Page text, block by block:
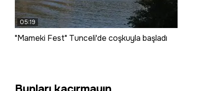
05:19
"Mameki Fest" Tunceli'de coşkuyla başladı